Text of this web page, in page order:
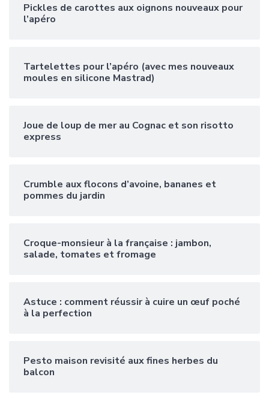
Pickles de carottes aux oignons nouveaux pour
l’apéro
Tartelettes pour l’apéro (avec mes nouveaux
moules en silicone Mastrad)
Joue de loup de mer au Cognac et son risotto
express
Crumble aux flocons d’avoine, bananes et
pommes du jardin
Croque-monsieur à la française : jambon,
salade, tomates et fromage
Astuce : comment réussir à cuire un œuf poché
à la perfection
Pesto maison revisité aux fines herbes du
balcon